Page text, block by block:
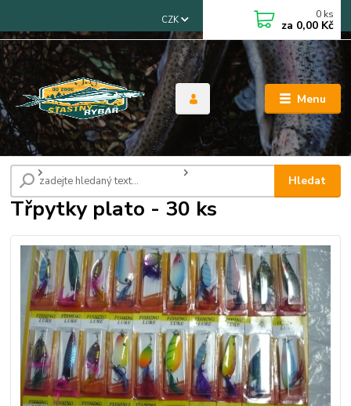
Menu
CZK
Hledat
0 ks
za 0,00 Kč
Úvod Woblery, třpytky, gumové rybky
Třpytky plato - 30 ks